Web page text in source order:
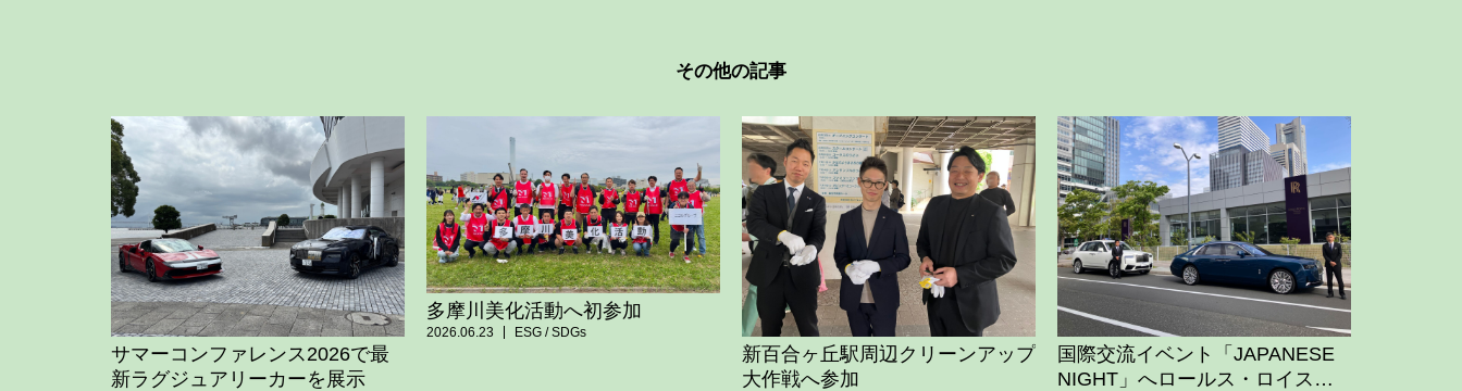
その他の記事
サマーコンファレンス2026で最
新ラグジュアリーカーを展示
多摩川美化活動へ初参加
2026.06.23 ESG / SDGs
新百合ヶ丘駅周辺クリーンアップ
大作戦へ参加
国際交流イベント「JAPANESE
NIGHT」へロールス・ロイスを